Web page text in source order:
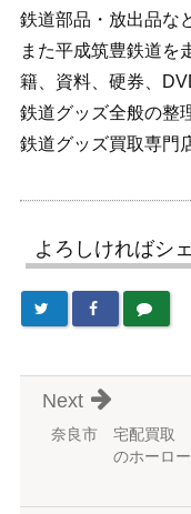
鉄道部品・放出品な
また平成筑豊鉄道を
籍、資料、硬券、
鉄道グッズ全般の整
鉄道グッズ買取専門
よろしければシ
奈良市 宅配買取
のホーロ
Next